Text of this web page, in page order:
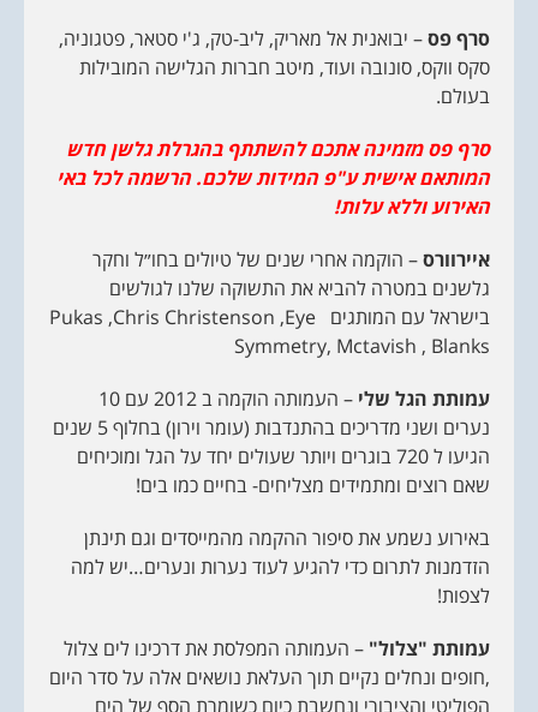
סרף פס– יבואנית אל מאריק, ליב-טק, ג'י סטאר, פטגוניה,
סקס ווקס, סונובה ועוד, מיטב חברות הגלישה המובילות
בעולם.
סרף פס מזמינה אתכם להשתתף בהגרלת גלשן חדש
המותאם אישית ע"פ המידות שלכם. הרשמה לכל באי
האירוע וללא עלות!
איירוורס– הוקמה אחרי שנים של טיולים בחו״ל וחקר
גלשנים במטרה להביא את התשוקה שלנו לגולשים
בישראל עם המותגים Pukas ,Chris Christenson ,Eye
Symmetry, Mctavish , Blanks
עמותת הגל שלי
– העמותה הוקמה ב 2012 עם 10
נערים ושני מדריכים בהתנדבות (עומר וירון) בחלוף 5 שנים
הגיעו ל 720 בוגרים ויותר שעולים יחד על הגל ומוכיחים
שאם רוצים ומתמידים מצליחים- בחיים כמו בים!
באירוע נשמע את סיפור ההקמה מהמייסדים וגם תינתן
הזדמנות לתרום כדי להגיע לעוד נערות ונערים…יש למה
לצפות!
עמותת "צלול" – העמותה המפלסת את דרכינו לים צלול
,חופים ונחלים נקיים תוך העלאת נושאים אלה על סדר היום
הפוליטי והציבורי ונחשבת כיום כשומרת הסף של הים